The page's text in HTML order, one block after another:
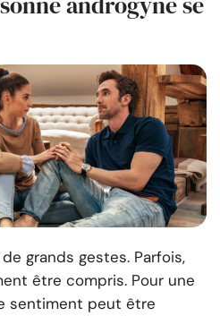
grands gestes. Parfois,
être compris. Pour une
sentiment peut être